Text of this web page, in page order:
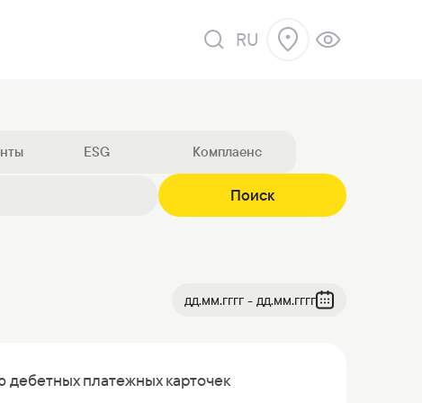
RU
ESG Комплаенс
Поиск
дд.мм.гггг - дд.мм.гггг
платежных карточек